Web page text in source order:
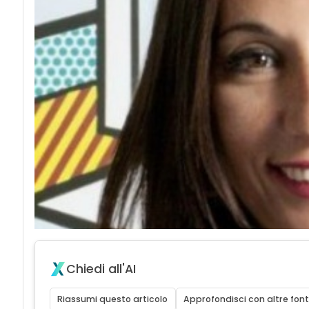
Chiedi all'AI
Riassumi questo articolo Approfondisci con altre